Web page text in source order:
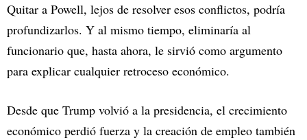
Quitar a Powell, lejos de resolver esos conflictos, podría
profundizarlos. Y al mismo tiempo, eliminaría al
funcionario que, hasta ahora, le sirvió como argumento
para explicar cualquier retroceso económico.
Desde que Trump volvió a la presidencia, el crecimiento
económico perdió fuerza y la creación de empleo también